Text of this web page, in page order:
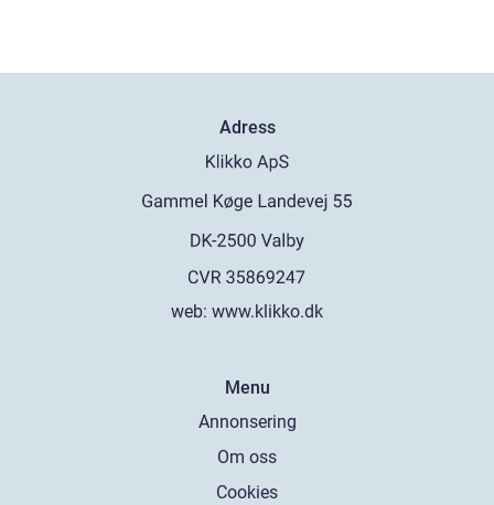
Adress
web: www.klikko.dk
Menu
Annonsering
Om oss
Cookies